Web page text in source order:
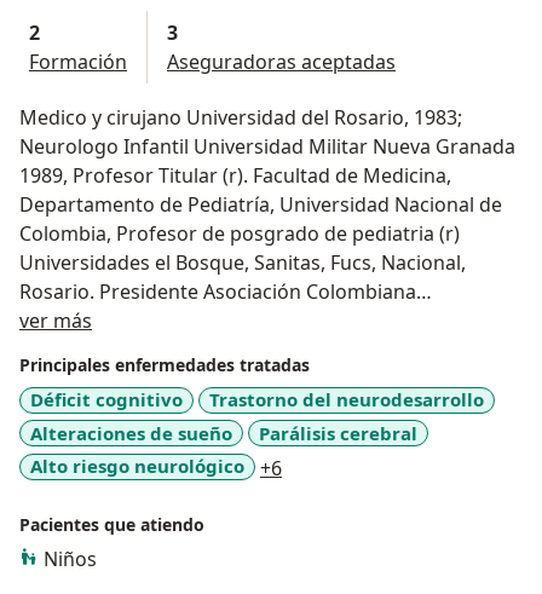
2
Formación
3
Aseguradoras aceptadas
Medico y cirujano Universidad del Rosario, 1983;
Neurologo Infantil Universidad Militar Nueva Granada
1989, Profesor Titular (r). Facultad de Medicina,
Departamento de Pediatría, Universidad Nacional de
Colombia, Profesor de posgrado de pediatria (r)
Universidades el Bosque, Sanitas, Fucs, Nacional,
Rosario. Presidente Asociación Colombiana
Neurologia Infantil (Asconi)1999-2004, miembro activo
comite educación Asconi, miembro activo Sociedad
Americana de Epilepsia.
ver más
Principales enfermedades tratadas
Déficit cognitivo
Trastorno del neurodesarrollo
Alteraciones de sueño
Parálisis cerebral
Alto riesgo neurológico
+6a11y_sr_more_diseases
Pacientes que atiendo
Niños